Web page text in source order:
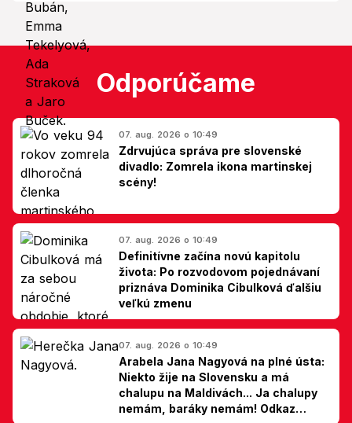
Odporúčame
07. aug. 2026 o 10:49
Zdrvujúca správa pre slovenské
divadlo: Zomrela ikona martinskej
scény!
07. aug. 2026 o 10:49
Definitívne začína novú kapitolu
života: Po rozvodovom pojednávaní
priznáva Dominika Cibulková ďalšiu
veľkú zmenu
07. aug. 2026 o 10:49
Arabela Jana Nagyová na plné ústa:
Niekto žije na Slovensku a má
chalupu na Maldivách... Ja chalupy
nemám, baráky nemám! Odkaz